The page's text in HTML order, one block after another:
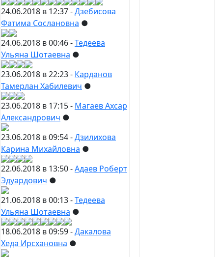
24.06.2018 в 12:37 -Дзебисова
Фатима Сослановна ●
24.06.2018 в 00:46 -Тедеева
Ульяна Шотаевна ●
23.06.2018 в 22:23 - Карданов
Тамерлан Хабилевич ●
23.06.2018 в 17:15 - Магаев Ахсар
Александрович ●
23.06.2018 в 09:54 -Дзилихова
Карина Михайловна ●
22.06.2018 в 13:50 -Адаев Роберт
Эдуардович ●
21.06.2018 в 00:13 -Тедеева
Ульяна Шотаевна ●
18.06.2018 в 09:59 -Дакалова
Хеда Ирсхановна ●